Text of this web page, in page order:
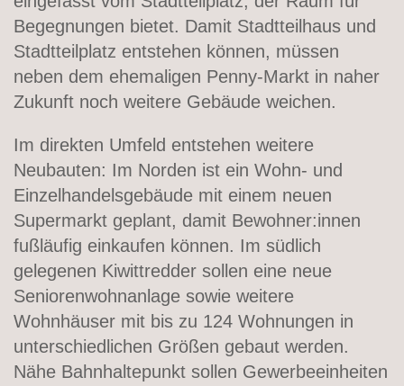
Begegnungen bietet. Damit Stadtteilhaus und
Stadtteilplatz entstehen können, müssen
neben dem ehemaligen Penny-Markt in naher
Zukunft noch weitere Gebäude weichen.
Im direkten Umfeld entstehen weitere
Neubauten: Im Norden ist ein Wohn- und
Einzelhandelsgebäude mit einem neuen
Supermarkt geplant, damit Bewohner:innen
fußläufig einkaufen können. Im südlich
gelegenen Kiwittredder sollen eine neue
Seniorenwohnanlage sowie weitere
Wohnhäuser mit bis zu 124 Wohnungen in
unterschiedlichen Größen gebaut werden.
Nähe Bahnhaltepunkt sollen Gewerbeeinheiten